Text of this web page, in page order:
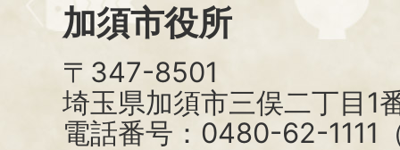
加須市役所
〒347-8501
埼玉県加須市三俣二丁目1
電話番号：0480-62-1111